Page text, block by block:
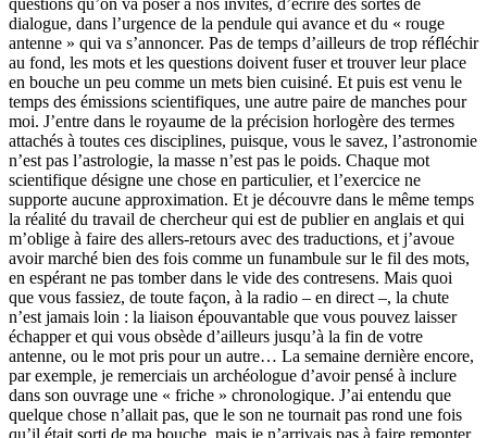
dialogue, dans l’urgence de la pendule qui avance et du « rouge
antenne » qui va s’annoncer. Pas de temps d’ailleurs de trop réfléchir
au fond, les mots et les questions doivent fuser et trouver leur place
en bouche un peu comme un mets bien cuisiné. Et puis est venu le
temps des émissions scientifiques, une autre paire de manches pour
moi. J’entre dans le royaume de la précision horlogère des termes
attachés à toutes ces disciplines, puisque, vous le savez, l’astronomie
n’est pas l’astrologie, la masse n’est pas le poids. Chaque mot
scientifique désigne une chose en particulier, et l’exercice ne
supporte aucune approximation. Et je découvre dans le même temps
la réalité du travail de chercheur qui est de publier en anglais et qui
m’oblige à faire des allers-retours avec des traductions, et j’avoue
avoir marché bien des fois comme un funambule sur le fil des mots,
en espérant ne pas tomber dans le vide des contresens. Mais quoi
que vous fassiez, de toute façon, à la radio – en direct –, la chute
n’est jamais loin : la liaison épouvantable que vous pouvez laisser
échapper et qui vous obsède d’ailleurs jusqu’à la fin de votre
antenne, ou le mot pris pour un autre… La semaine dernière encore,
par exemple, je remerciais un archéologue d’avoir pensé à inclure
dans son ouvrage une « friche » chronologique. J’ai entendu que
quelque chose n’allait pas, que le son ne tournait pas rond une fois
qu’il était sorti de ma bouche, mais je n’arrivais pas à faire remonter